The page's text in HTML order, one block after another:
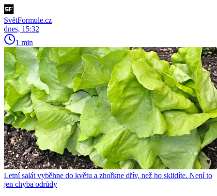
SvětFormule.cz
dnes, 15:32
1 min
Letní salát vyběhne do květu a zhořkne dřív, než ho sklidíte. Není to
jen chyba odrůdy